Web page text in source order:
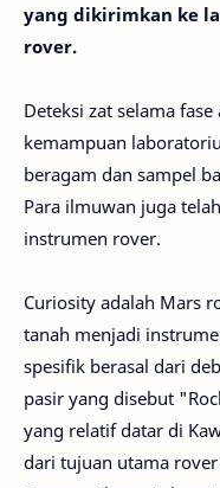
yang dikirimkan ke
rover.
Deteksi zat selama
kemampuan
beragam dan sampel
Para ilmuwan juga
instrumen rover.
Curiosity adalah Mars
tanah menjadi
spesifik berasal dari
pasir yang disebut
yang relatif datar di
dari tujuan utama